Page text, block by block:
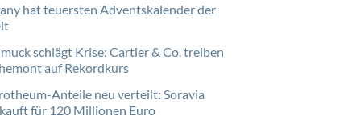
hat teuersten Adventskalender der
schlägt Krise: Cartier & Co. treiben
auf Rekordkurs
Anteile neu verteilt: Soravia
für 120 Millionen Euro